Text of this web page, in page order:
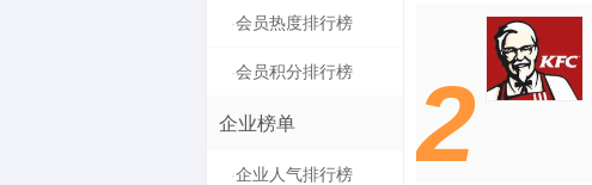
·会员热度排行榜
·会员积分排行榜
企业榜单
·企业人气排行榜 2